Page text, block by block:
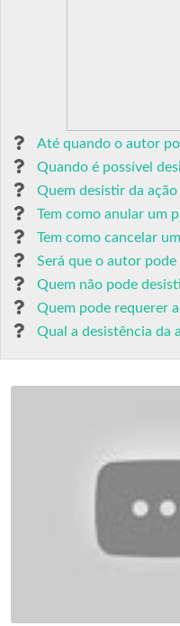
Até quando o autor
Quando é possível
Quem desistir da
Tem como anular um
Tem como cancelar
Será que o autor
Quem não pode
Quem pode requerer
Qual a desistência da